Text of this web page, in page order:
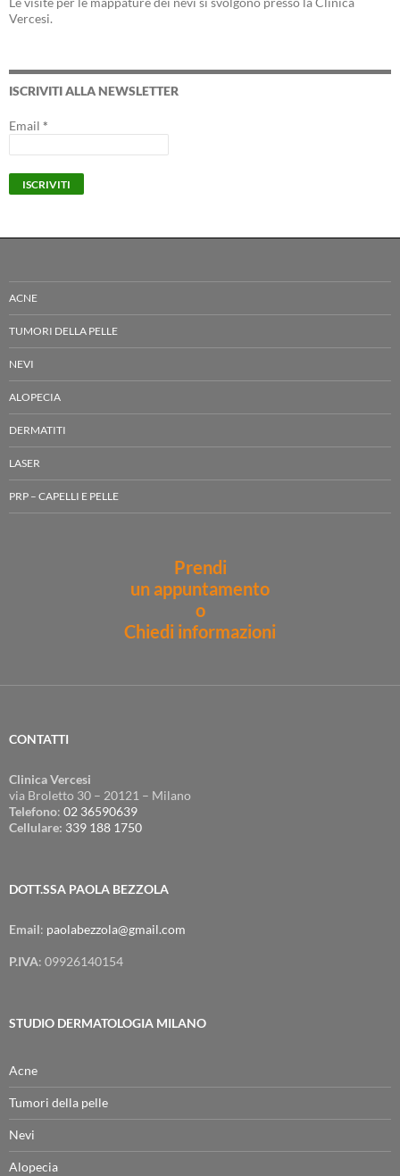
Vercesi.
ISCRIVITI ALLA NEWSLETTER
Email *
ACNE
TUMORI DELLA PELLE
NEVI
ALOPECIA
DERMATITI
LASER
PRP – CAPELLI E PELLE
Prendi
un appuntamento
o
Chiedi informazioni
CONTATTI
Clinica Vercesi
via Broletto 30 – 20121 – Milano
Telefono: 02 36590639
Cellulare: 339 188 1750
DOTT.SSA PAOLA BEZZOLA
Email: paolabezzola@gmail.com
P.IVA: 09926140154
STUDIO DERMATOLOGIA MILANO
Acne
Tumori della pelle
Nevi
Alopecia